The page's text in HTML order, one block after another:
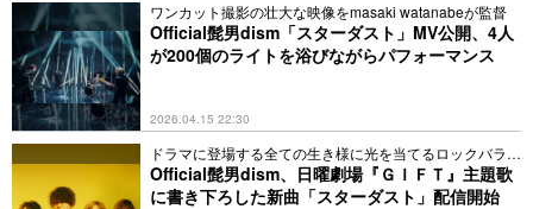
ワンカット撮影の壮大な映像をmasaki watanabeが監督
Official髭男dism「スターダスト」MV公開、4人
が200個のライトを浴びながらパフォーマンス
2026.04.15 22:30
ドラマに登場する全ての生き様に光を当てるロックバラー
ド
Official髭男dism、日曜劇場『ＧＩＦＴ』主題歌
に書き下ろした新曲「スターダスト」配信開始